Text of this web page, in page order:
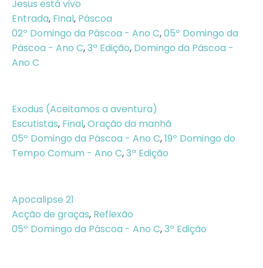
Jesus está vivo
Entrada, Final, Páscoa
02º Domingo da Páscoa - Ano C,05º Domingo da
Páscoa - Ano C,3ª Edição, Domingo da Páscoa -
Ano C
Exodus (Aceitamos a aventura)
Escutistas, Final,Oração da manhã
05º Domingo da Páscoa - Ano C,19º Domingo do
Tempo Comum - Ano C,3ª Edição
Apocalipse 21
Acção de graças, Reflexão
05º Domingo da Páscoa - Ano C,3ª Edição